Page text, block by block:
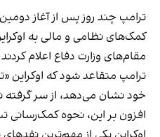
ترامپ چند روز پس از آغاز
کمک‌های نظامی و مالی به
مقام‌های وزارت دفاع اعلام
ترامپ متقاعد شود که اوکراین
خود نشان می‌دهد، از سر
افزون بر این، نحوه کمک‌رسانی